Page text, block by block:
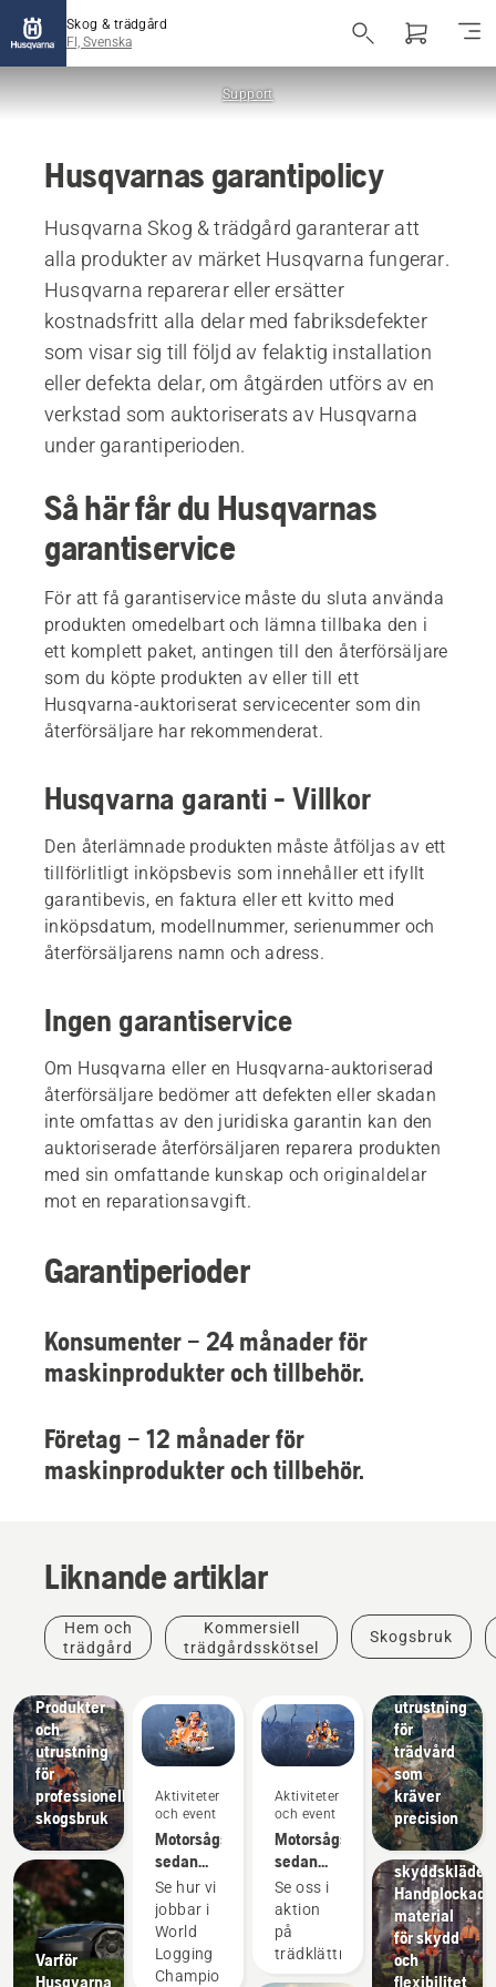
Skog & trädgård
FI, Svenska
Support
Husqvarnas garantipolicy
Husqvarna Skog & trädgård garanterar att
alla produkter av märket Husqvarna fungerar.
Husqvarna reparerar eller ersätter
kostnadsfritt alla delar med fabriksdefekter
som visar sig till följd av felaktig installation
eller defekta delar, om åtgärden utförs av en
verkstad som auktoriserats av Husqvarna
under garantiperioden.
Så här får du Husqvarnas
garantiservice
För att få garantiservice måste du sluta använda
produkten omedelbart och lämna tillbaka den i
ett komplett paket, antingen till den återförsäljare
som du köpte produkten av eller till ett
Husqvarna-auktoriserat servicecenter som din
återförsäljare har rekommenderat.
Husqvarna garanti - Villkor
Den återlämnade produkten måste åtföljas av ett
tillförlitligt inköpsbevis som innehåller ett ifyllt
garantibevis, en faktura eller ett kvitto med
inköpsdatum, modellnummer, serienummer och
återförsäljarens namn och adress.
Ingen garantiservice
Om Husqvarna eller en Husqvarna-auktoriserad
återförsäljare bedömer att defekten eller skadan
inte omfattas av den juridiska garantin kan den
auktoriserade återförsäljaren reparera produkten
med sin omfattande kunskap och originaldelar
mot en reparationsavgift.
Garantiperioder
Konsumenter – 24 månader för
maskinprodukter och tillbehör.
Företag – 12 månader för
maskinprodukter och tillbehör.
Liknande artiklar
Hem och
trädgård
Kommersiell
trädgårdsskötsel
Skogsbruk
Produkter
och
utrustning
för
professionellt
skogsbruk
Varför
Husqvarna
Aktiviteter
och event
Motorsågspionjärer
sedan
1959
Se hur vi
jobbar i
World
Logging
Championship
Aktiviteter
och event
Motorsågspionjärer
sedan
1959
Se oss i
aktion
på
trädklättringsmästerskapet
Ett brett
utbud av
utrustning
för
trädvård
som
kräver
precision
Produkter
och
innovationer
Husqvarnas
skyddskläder:
Handplockade
material
för skydd
och
flexibilitet